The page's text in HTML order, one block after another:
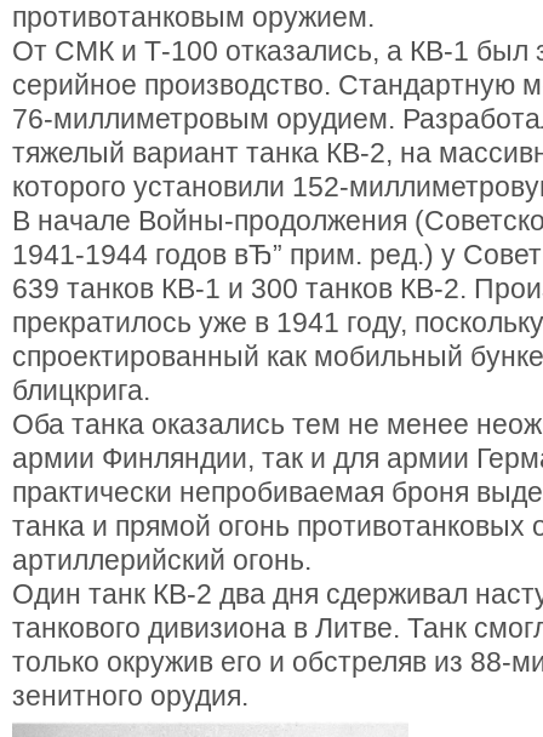
противотанковым оружием.
От СМК и Т-100 отказались, а КВ-1 был
серийное производство. Стандартную
76-миллиметровым орудием.
тяжелый вариант танка КВ-2, на
которого установили 152-
В начале Войны-продолжения
1941-1944 годов вЂ” прим. ред.) у
639 танков КВ-1 и 300 танков КВ-2.
прекратилось уже в 1941 году,
спроектированный как мобильный
блицкрига.
Оба танка оказались тем не менее
армии Финляндии, так и для армии
практически непробиваемая броня
танка и прямой огонь противотанковых
артиллерийский огонь.
Один танк КВ-2 два дня сдерживал
танкового дивизиона в Литве. Танк
только окружив его и обстреляв из 88-
зенитного орудия.